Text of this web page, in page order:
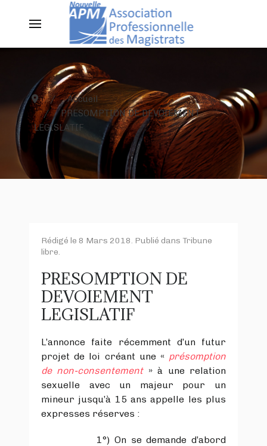
Accueil
PRESOMPTION DE DEVOIEMENT
LEGISLATIF
Rédigé le 8 Mars 2018. Publié dans Tribune
libre.
PRESOMPTION DE
DEVOIEMENT
LEGISLATIF
L’annonce faite récemment d’un futur
projet de loi créant une « présomption
de non-consentement» à une relation
sexuelle avec un majeur pour un
mineur jusqu’à 15 ans appelle les plus
expresses réserves :
1°) On se demande d’abord